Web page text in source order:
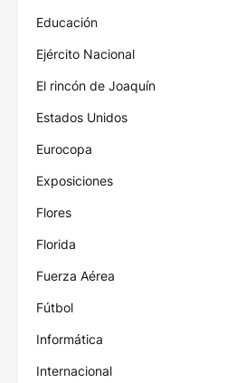
Educación
Ejército Nacional
El rincón de Joaquín
Estados Unidos
Eurocopa
Exposiciones
Flores
Florida
Fuerza Aérea
Fútbol
Informática
Internacional